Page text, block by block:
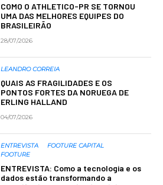
COMO O ATHLETICO-PR SE TORNOU
UMA DAS MELHORES EQUIPES DO
BRASILEIRÃO
28/07/2026
LEANDRO CORREIA
QUAIS AS FRAGILIDADES E OS
PONTOS FORTES DA NORUEGA DE
ERLING HALLAND
04/07/2026
ENTREVISTA
FOOTURE CAPITAL
FOOTURE
ENTREVISTA: Como a tecnologia e os
dados estão transformando a